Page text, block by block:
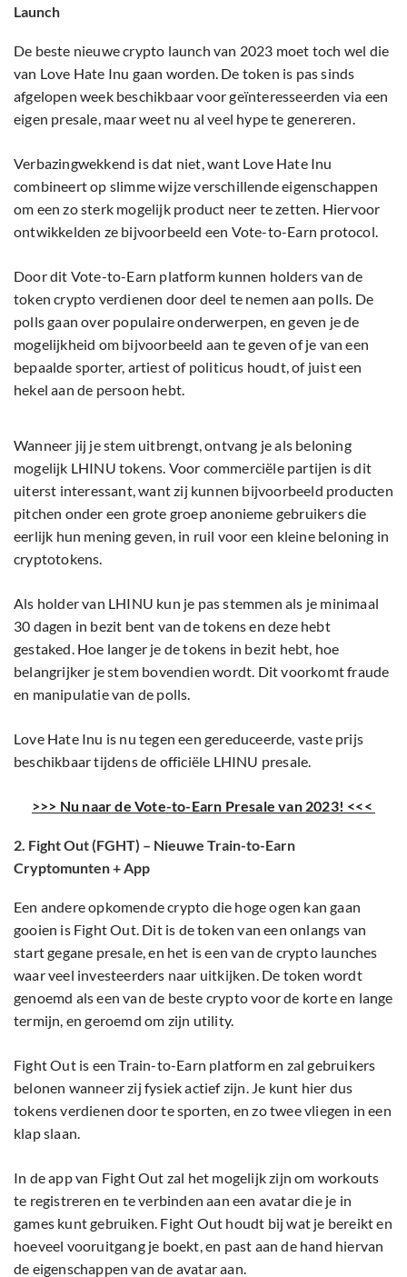
Launch
De beste nieuwe crypto launch van 2023 moet toch wel die
van Love Hate Inu gaan worden. De token is pas sinds
afgelopen week beschikbaar voor geïnteresseerden via een
eigen presale, maar weet nu al veel hype te genereren.
Verbazingwekkend is dat niet, want Love Hate Inu
combineert op slimme wijze verschillende eigenschappen
om een zo sterk mogelijk product neer te zetten. Hiervoor
ontwikkelden ze bijvoorbeeld een Vote-to-Earn protocol.
Door dit Vote-to-Earn platform kunnen holders van de
token crypto verdienen door deel te nemen aan polls. De
polls gaan over populaire onderwerpen, en geven je de
mogelijkheid om bijvoorbeeld aan te geven of je van een
bepaalde sporter, artiest of politicus houdt, of juist een
hekel aan de persoon hebt.
Wanneer jij je stem uitbrengt, ontvang je als beloning
mogelijk LHINU tokens. Voor commerciële partijen is dit
uiterst interessant, want zij kunnen bijvoorbeeld producten
pitchen onder een grote groep anonieme gebruikers die
eerlijk hun mening geven, in ruil voor een kleine beloning in
cryptotokens.
Als holder van LHINU kun je pas stemmen als je minimaal
30 dagen in bezit bent van de tokens en deze hebt
gestaked. Hoe langer je de tokens in bezit hebt, hoe
belangrijker je stem bovendien wordt. Dit voorkomt fraude
en manipulatie van de polls.
Love Hate Inu is nu tegen een gereduceerde, vaste prijs
beschikbaar tijdens de officiële LHINU presale.
>>> Nu naar de Vote-to-Earn Presale van 2023! <<<
2. Fight Out (FGHT) – Nieuwe Train-to-Earn
Cryptomunten + App
Een andere opkomende crypto die hoge ogen kan gaan
gooien is Fight Out. Dit is de token van een onlangs van
start gegane presale, en het is een van de crypto launches
waar veel investeerders naar uitkijken. De token wordt
genoemd als een van de beste crypto voor de korte en lange
termijn, en geroemd om zijn utility.
Fight Out is een Train-to-Earn platform en zal gebruikers
belonen wanneer zij fysiek actief zijn. Je kunt hier dus
tokens verdienen door te sporten, en zo twee vliegen in een
klap slaan.
In de app van Fight Out zal het mogelijk zijn om workouts
te registreren en te verbinden aan een avatar die je in
games kunt gebruiken. Fight Out houdt bij wat je bereikt en
hoeveel vooruitgang je boekt, en past aan de hand hiervan
de eigenschappen van de avatar aan.